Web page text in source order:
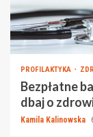
PROFILAKTYKA
Bezpłatne
dbaj o
Kamila Kalinowska